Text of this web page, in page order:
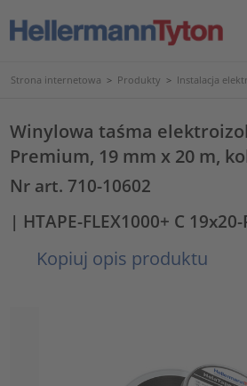
Strona internetowa > Produkty > Instalacja
Winylowa taśma
Premium, 19 mm x 20 m,
Nr art. 710-10602
| HTAPE-FLEX1000+ C 19x20-
Kopiuj opis produktu